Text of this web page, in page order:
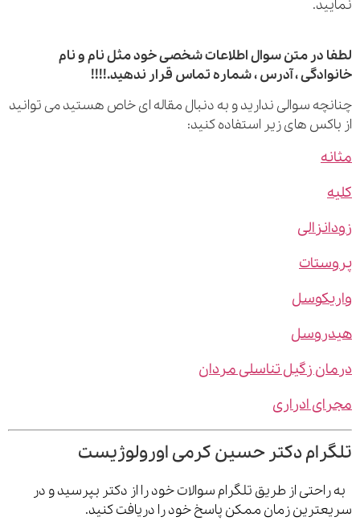
در متن سوال اطلاعات شخصی خود مثل نام و نام
، آدرس ، شماره تماس قرار ندهید.!!!!
سوالی ندارید و به دنبال مقاله ای خاص هستید می توانید
های زیر استفاده کنید:
زگیل تناسلی مردان
ادراری
دکتر حسین کرمی اورولوژیست
از طریق تلگرام سوالات خود را از دکتر بپرسید و در
زمان ممکن پاسخ خود را دریافت کنید.